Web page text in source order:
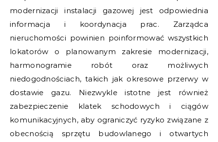
modernizacji instalacji gazowej jest odpowiednia
informacja i koordynacja prac. Zarządca
nieruchomości powinien poinformować wszystkich
lokatorów o planowanym zakresie modernizacji,
harmonogramie robót oraz możliwych
niedogodnościach, takich jak okresowe przerwy w
dostawie gazu. Niezwykle istotne jest również
zabezpieczenie klatek schodowych i ciągów
komunikacyjnych, aby ograniczyć ryzyko związane z
obecnością sprzętu budowlanego i otwartych